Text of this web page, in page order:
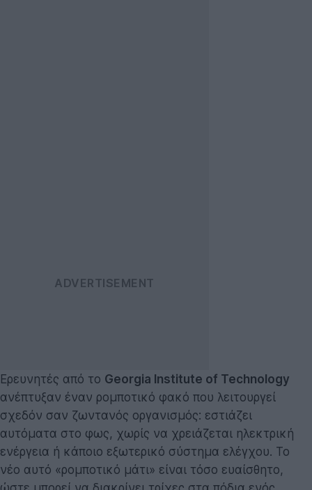
Ερευνητές από το Georgia Institute of Technology
ανέπτυξαν έναν ρομποτικό φακό που λειτουργεί
σχεδόν σαν ζωντανός οργανισμός: εστιάζει
αυτόματα στο φως, χωρίς να χρειάζεται ηλεκτρική
ενέργεια ή κάποιο εξωτερικό σύστημα ελέγχου. Το
νέο αυτό «ρομποτικό μάτι» είναι τόσο ευαίσθητο,